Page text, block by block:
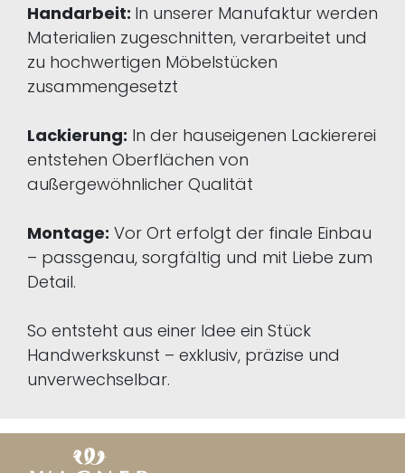
Handarbeit: In unserer Manufaktur werden
Materialien zugeschnitten, verarbeitet und
zu hochwertigen Möbelstücken
zusammengesetzt
Lackierung: In der hauseigenen Lackiererei
entstehen Oberflächen von
außergewöhnlicher Qualität
Montage: Vor Ort erfolgt der finale Einbau
– passgenau, sorgfältig und mit Liebe zum
Detail.
So entsteht aus einer Idee ein Stück
Handwerkskunst – exklusiv, präzise und
unverwechselbar.